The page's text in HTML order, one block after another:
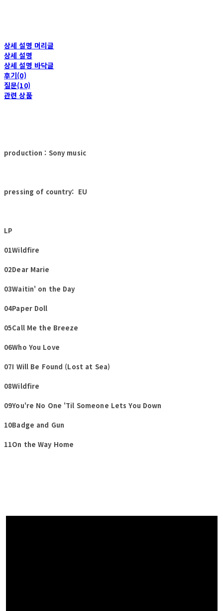
상세 설명 머리글
상세 설명
상세 설명 바닥글
후기(0)
질문(10)
관련 상품
production : Sony music
pressing of country: EU
LP
01Wildfire
02Dear Marie
03Waitin' on the Day
04Paper Doll
05Call Me the Breeze
06Who You Love
07I Will Be Found (Lost at Sea)
08Wildfire
09You're No One 'Til Someone Lets You Down
10Badge and Gun
11On the Way Home